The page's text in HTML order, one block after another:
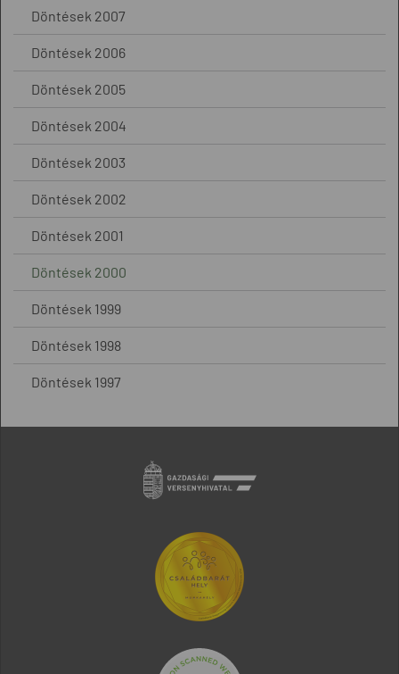
Döntések 2007
Döntések 2006
Döntések 2005
Döntések 2004
Döntések 2003
Döntések 2002
Döntések 2001
Döntések 2000
Döntések 1999
Döntések 1998
Döntések 1997